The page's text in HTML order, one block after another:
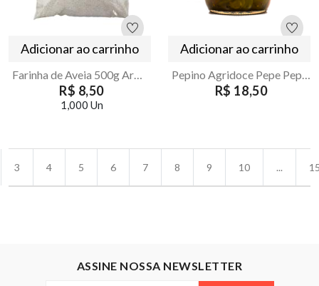
Adicionar ao carrinho
Farinha de Aveia 500g Armazém Seu Luiz
R$ 8,50
1,000 Un
Adicionar ao carrinho
Pepino Agridoce Pepe Pepino 220g
R$ 18,50
3 4 5 6 7 8 9 10 ...
ASSINE NOSSA NEWSLETTER